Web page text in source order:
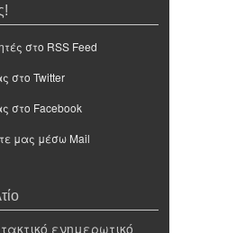
στο RSS Feed
στο Twitter
στο Facebook
μας μέσω Mail
ενημερωτικό